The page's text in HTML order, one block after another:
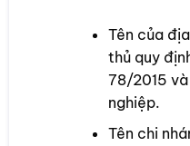
Tên của
thủ quy
78/2015
nghiệp.
Tên chi